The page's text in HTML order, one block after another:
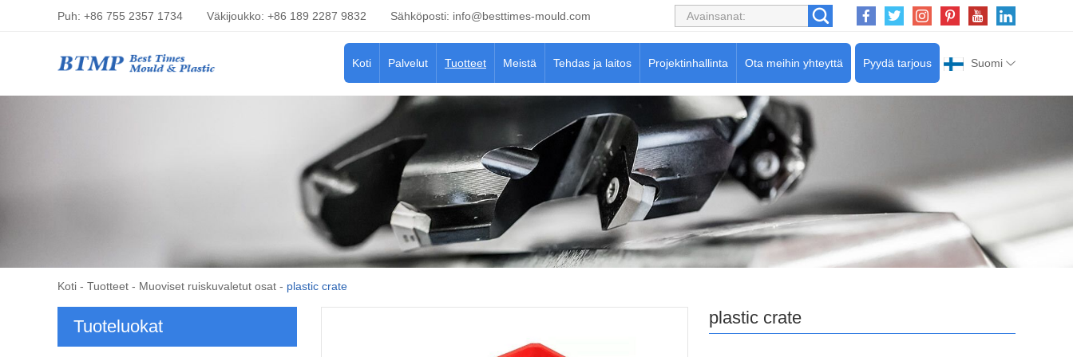
Puh: +86 755 2357 1734 Väkijoukko: +86 189 2287 9832 Sähköposti: info@besttimes-mould.com
Suomi
Pyydä tarjous
Koti Palvelut Tuotteet Meistä Tehdas ja laitos Projektinhallinta Ota meihin yhteyttä
Koti - Tuotteet - Muoviset ruiskuvaletut osat - plastic crate
plastic crate
Tuoteluokat